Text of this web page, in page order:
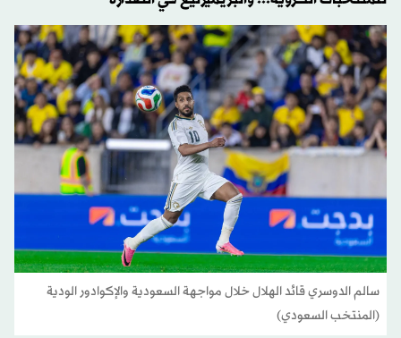
سالم الدوسري قائد الهلال خلال مواجهة السعودية والإكوادور الودية
(المنتخب السعودي)